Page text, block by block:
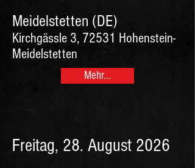
Meidelstetten (DE)
Kirchgässle 3, 72531 Hohenstein-
Meidelstetten
Mehr...
Freitag, 28. August 2026